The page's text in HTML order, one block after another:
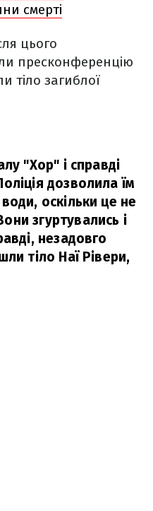
смерті
цього
пресконференцію
тіло загиблої
"Хор" і справді
дозволила їм
оскільки це не
згуртувались і
незадовго
тіло Наї Рівери,